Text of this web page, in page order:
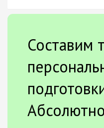
Составим